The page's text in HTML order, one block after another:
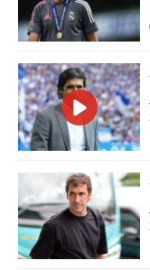
acceder a
web a
abono
similares
como